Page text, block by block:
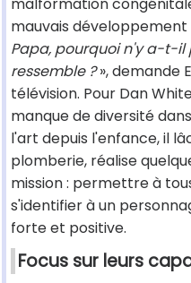
mauvais
Papa, pourquoi n'y a-t-il
ressemble ?», demande
télévision. Pour Dan
manque de diversité
l'art depuis l'enfance, il
plomberie, réalise
mission : permettre à
s'identifier à un
forte et positive.
Focus sur leurs